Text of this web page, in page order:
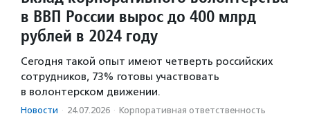
в ВВП России вырос до 400 млрд
рублей в 2024 году
Сегодня такой опыт имеют четверть российских
сотрудников, 73% готовы участвовать
в волонтерском движении.
Новости · 24.07.2026 · Корпоративная ответственность